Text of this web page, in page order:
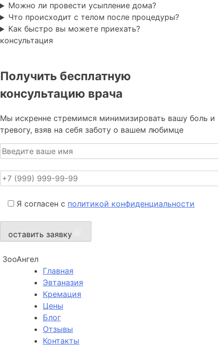
Можно ли провести усыпление дома?
Что происходит с телом после процедуры?
Как быстро вы можете приехать?
консультация
Получить бесплатную
консультацию врача
Мы искренне стремимся минимизировать вашу боль и
тревогу, взяв на себя заботу о вашем любимце
Я согласен с политикой конфиденциальности
оставить заявку
ЗооАнгел
Главная
Эвтаназия
Кремация
Цены
Блог
Отзывы
Контакты